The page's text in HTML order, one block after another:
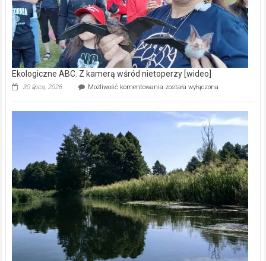
Ekologiczne ABC. Z kamerą wśród nietoperzy [wideo]
30 lipca, 2026 Możliwość komentowania Ekologiczne
kamerą
wśród
została wyłączona